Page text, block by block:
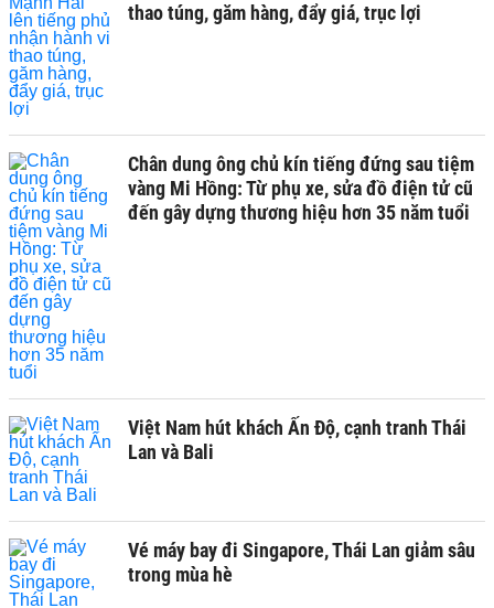
thao túng, găm hàng, đẩy giá, trục lợi
Chân dung ông chủ kín tiếng đứng sau tiệm
vàng Mi Hồng: Từ phụ xe, sửa đồ điện tử cũ
đến gây dựng thương hiệu hơn 35 năm tuổi
Việt Nam hút khách Ấn Độ, cạnh tranh Thái
Lan và Bali
Vé máy bay đi Singapore, Thái Lan giảm sâu
trong mùa hè